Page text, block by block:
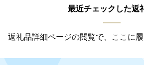
最近チェックした返
返礼品詳細ページの閲覧で、ここに履